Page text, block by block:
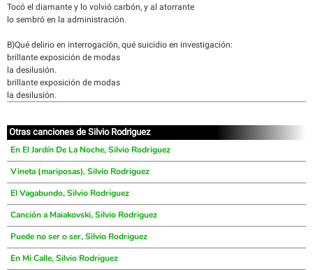
Tocó el diamante y lo volvió carbón, y al atorrante
lo sembró en la administración.
B)Qué delirio en interrogación, qué suicidio en investigación:
brillante exposición de modas
la desilusión.
brillante exposición de modas
la desilusión.
Otras canciones de Silvio Rodriguez
En El Jardín De La Noche, Silvio Rodriguez
Vineta (mariposas), Silvio Rodriguez
El Vagabundo, Silvio Rodriguez
Canción a Maiakovski, Silvio Rodriguez
Puede no ser o ser, Silvio Rodriguez
En Mi Calle, Silvio Rodriguez